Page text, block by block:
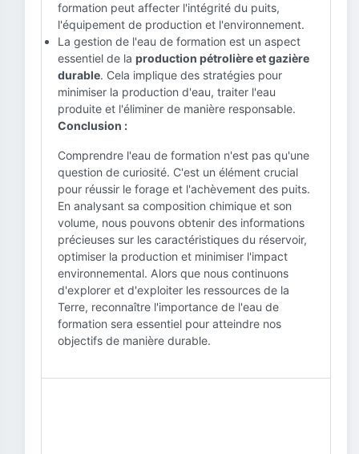
formation peut affecter l'intégrité du puits,
l'équipement de production et l'environnement.
La gestion de l'eau de formation est un aspect
essentiel de la production pétrolière et gazière
durable. Cela implique des stratégies pour
minimiser la production d'eau, traiter l'eau
produite et l'éliminer de manière responsable.
Conclusion :
Comprendre l'eau de formation n'est pas qu'une
question de curiosité. C'est un élément crucial
pour réussir le forage et l'achèvement des puits.
En analysant sa composition chimique et son
volume, nous pouvons obtenir des informations
précieuses sur les caractéristiques du réservoir,
optimiser la production et minimiser l'impact
environnemental. Alors que nous continuons
d'explorer et d'exploiter les ressources de la
Terre, reconnaître l'importance de l'eau de
formation sera essentiel pour atteindre nos
objectifs de manière durable.